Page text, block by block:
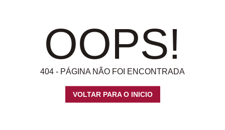
OOPS!
404 - PÁGINA NÃO FOI ENCONTRADA
VOLTAR PARA O INICIO